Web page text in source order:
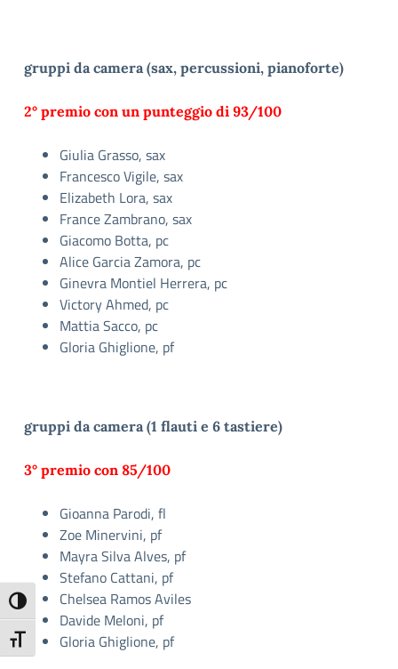
Attiva/disattiva alto contrasto
Attiva/disattiva dimensione testo
gruppi da camera (sax, percussioni, pianoforte)
2° premio con un punteggio di 93/100
Giulia Grasso, sax
Francesco Vigile, sax
Elizabeth Lora, sax
France Zambrano, sax
Giacomo Botta, pc
Alice Garcia Zamora, pc
Ginevra Montiel Herrera, pc
Victory Ahmed, pc
Mattia Sacco, pc
Gloria Ghiglione, pf
gruppi da camera (1 flauti e 6 tastiere)
3° premio con 85/100
Gioanna Parodi, fl
Zoe Minervini, pf
Mayra Silva Alves, pf
Stefano Cattani, pf
Chelsea Ramos Aviles
Davide Meloni, pf
Gloria Ghiglione, pf